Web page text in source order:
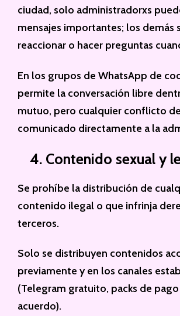
ciudad, solo administradorxs
mensajes importantes; los demás
reaccionar o hacer preguntas
En los grupos de WhatsApp de
permite la conversación libre
mutuo, pero cualquier conflicto
comunicado directamente a la
4. Contenido sexual y
Se prohíbe la distribución de
contenido ilegal o que infrinja
terceros.
Solo se distribuyen contenidos
previamente y en los canales
(Telegram gratuito, packs de
acuerdo).